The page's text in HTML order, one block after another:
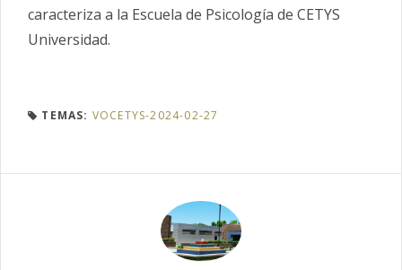
caracteriza a la Escuela de Psicología de CETYS
Universidad.
TEMAS: VOCETYS-2024-02-27